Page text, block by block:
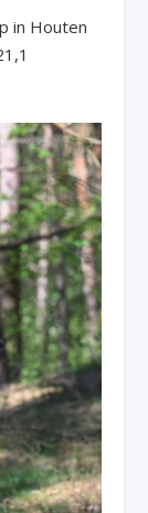
in Houten